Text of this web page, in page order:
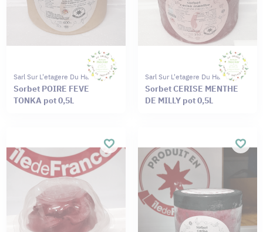
Sarl Sur L'etagere Du Haut
Sorbet POIRE FEVE
TONKA pot 0,5L
Sarl Sur L'etagere Du Haut
Sorbet CERISE MENTHE
DE MILLY pot 0,5L